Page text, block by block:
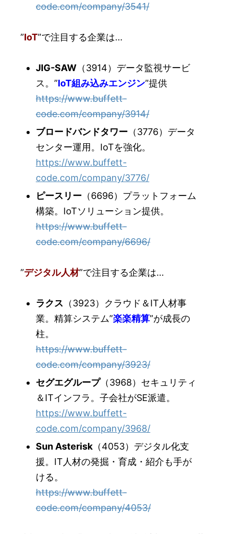
code.com/company/3541/
”IoT”で注目する企業は…
JIG-SAW （3914）データ監視サービ
ス。”IoT組み込みエンジン”提供
https://www.buffett-
code.com/company/3914/
ブロードバンドタワー （3776）データ
センター運用。IoTを強化。
https://www.buffett-
code.com/company/3776/
ピースリー （6696）プラットフォーム
構築。IoTソリューション提供。
https://www.buffett-
code.com/company/6696/
”デジタル人材”で注目する企業は…
ラクス （3923）クラウド＆IT人材事
業。精算システム”楽楽精算”が成長の
柱。
https://www.buffett-
code.com/company/3923/
セグエグループ（3968）セキュリティ
＆ITインフラ。子会社がSE派遣。
https://www.buffett-
code.com/company/3968/
Sun Asterisk （4053）デジタル化支
援。IT人材の発掘・育成・紹介も手が
ける。
https://www.buffett-
code.com/company/4053/